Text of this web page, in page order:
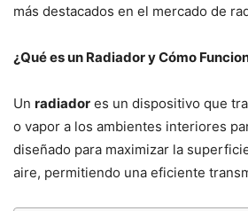
más destacados en el mercado de
¿Qué es un Radiador y Cómo
Un radiador es un dispositivo que
o vapor a los ambientes interiores
diseñado para maximizar la
aire, permitiendo una eficiente